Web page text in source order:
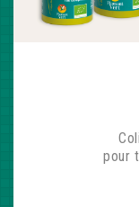
pour